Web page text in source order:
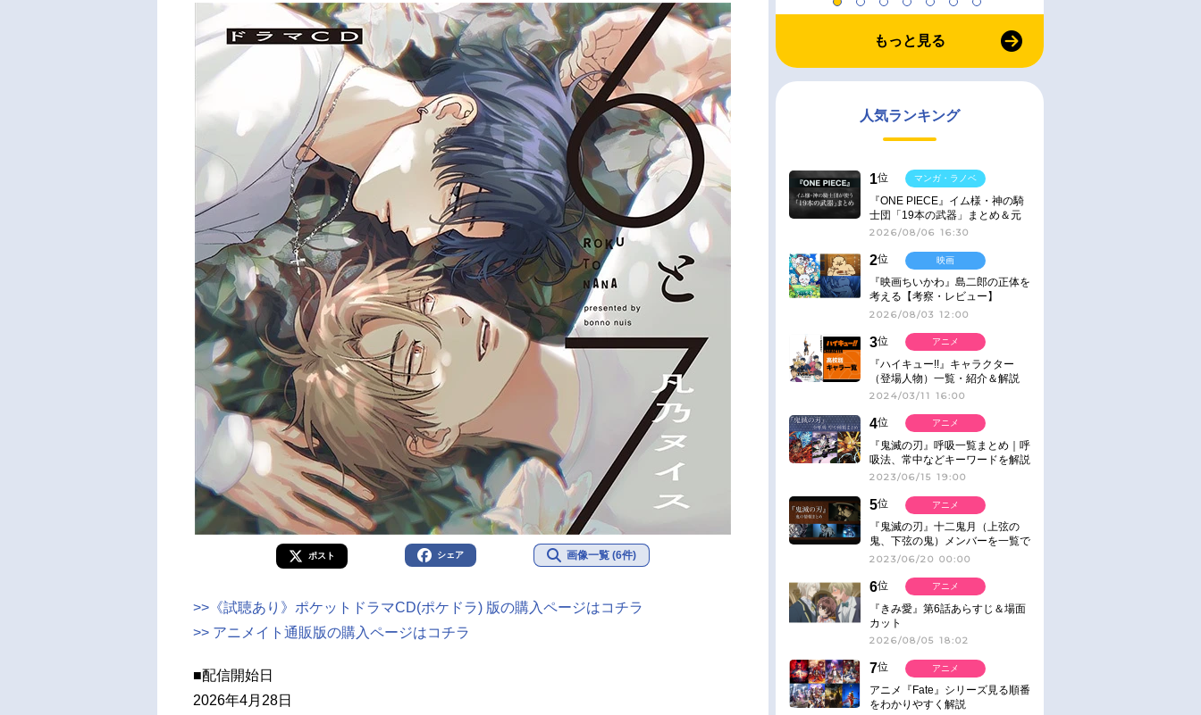
ポスト シェア 画像一覧 (6件)
>>《試聴あり》ポケットドラマCD(ポケドラ) 版の購入ページはコチラ
>> アニメイト通販版の購入ページはコチラ
■配信開始日
2026年4月28日
もっと見る
人気ランキング
1位
『ONE PIECE』イム様・神の騎
士団「19本の武器」まとめ＆元
ネタ
2026/08/06 16:30
マンガ・ラノベ
2位
『映画ちいかわ』島二郎の正体を
考える【考察・レビュー】
2026/08/03 12:00
映画
3位
『ハイキュー!!』キャラクター
（登場人物）一覧・紹介＆解説
2024/03/11 16:00
アニメ
4位
『鬼滅の刃』呼吸一覧まとめ｜呼
吸法、常中などキーワードを解説
2023/06/15 19:00
アニメ
5位
『鬼滅の刃』十二鬼月（上弦の
鬼、下弦の鬼）メンバーを一覧で
紹介＆解説（登場鬼の情報まと
2023/06/20 00:00
アニメ
6位
『きみ愛』第6話あらすじ＆場面
カット
2026/08/05 18:02
アニメ
7位
アニメ『Fate』シリーズ見る順番
をわかりやすく解説
アニメ